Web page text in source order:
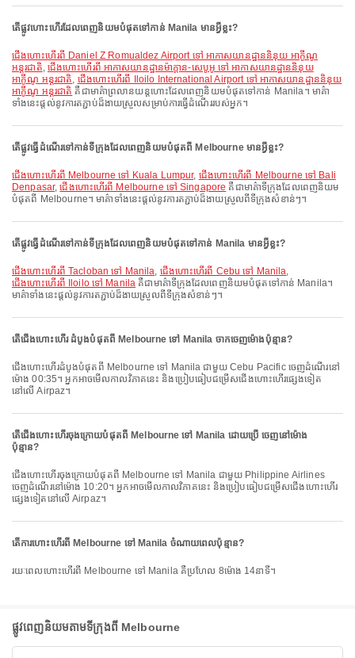
តើផ្លូវហោះហើរដែលពេញនិយមបំផុតទៅកាន់ Manila មានអ្វីខ្លះ?
ជើងហោះហើរពី Daniel Z Romualdez Airport ទៅ អាកាសយានដ្ឋាននិនុយ អាកូីណូ
អន្តរជាតិ, ជើងហោះហើរពី អាកាសយានដ្ឋានម៉ាក្តាន-សេបូអូ ទៅ អាកាសយានដ្ឋាននិនុយ
អាកូីណូ អន្តរជាតិ, ជើងហោះហើរពី Iloilo International Airport ទៅ អាកាសយានដ្ឋាននិនុយ
អាកូីណូ អន្តរជាតិ គឺជាមាគ៌ាព្រលានយន្តហោះដែលពេញនិយមបំផុតទៅកាន់ Manila។ មាគ៌ា
ទាំងនេះផ្តល់នូវការតភ្ជាប់ដ៏ងាយស្រួលសម្រាប់ការធ្វើដំណើររបស់អ្នក។
តើផ្លូវធ្វើដំណើរទៅកាន់ទីក្រុងដែលពេញនិយមបំផុតពី Melbourne មានអ្វីខ្លះ?
ជើងហោះហើរពី Melbourne ទៅ Kuala Lumpur, ជើងហោះហើរពី Melbourne ទៅ Bali
Denpasar,ជើងហោះហើរពី Melbourne ទៅ Singapore គឺជាមាគ៌ាទីក្រុងដែលពេញនិយម
បំផុតពី Melbourne។ មាគ៌ាទាំងនេះផ្តល់នូវការតភ្ជាប់ដ៏ងាយស្រួលពីទីក្រុងសំខាន់ៗ។
តើផ្លូវធ្វើដំណើរទៅកាន់ទីក្រុងដែលពេញនិយមបំផុតទៅកាន់ Manila មានអ្វីខ្លះ?
ជើងហោះហើរពី Tacloban ទៅ Manila, ជើងហោះហើរពី Cebu ទៅ Manila,
ជើងហោះហើរពី Iloilo ទៅ Manila គឺជាមាគ៌ាទីក្រុងដែលពេញនិយមបំផុតទៅកាន់ Manila។
មាគ៌ាទាំងនេះផ្តល់នូវការតភ្ជាប់ដ៏ងាយស្រួលពីទីក្រុងសំខាន់ៗ។
តើជើងហោះហើរ ដំបូងបំផុតពី Melbourne ទៅ Manila ចាកចេញម៉ោងប៉ុន្មាន?
ជើងហោះហើរដំបូងបំផុតពី Melbourne ទៅ Manila ជាមួយ Cebu Pacific ចេញដំណើរនៅ
ម៉ោង 00:35។ អ្នកអាចមើលកាលវិភាគនេះ និងប្រៀបធៀបជម្រើសជើងហោះហើរផ្សេងទៀត
នៅលើ Airpaz។
តើជើងហោះហើរចុងក្រោយបំផុតពី Melbourne ទៅ Manila ដោយប្រើ ចេញនៅម៉ោង
ប៉ុន្មាន?
ជើងហោះហើរចុងក្រោយបំផុតពី Melbourne ទៅ Manila ជាមួយ Philippine Airlines
ចេញដំណើរនៅម៉ោង 10:20។ អ្នកអាចមើលកាលវិភាគនេះ និងប្រៀបធៀបជម្រើសជើងហោះហើរ
ផ្សេងទៀតនៅលើ Airpaz។
តើការហោះហើរពី Melbourne ទៅ Manila ចំណាយពេលប៉ុន្មាន?
រយៈពេលហោះហើរពី Melbourne ទៅ Manila គឺប្រហែល 8ម៉ោង 14នាទី។
ផ្លូវពេញនិយមតាមទីក្រុងពី Melbourne